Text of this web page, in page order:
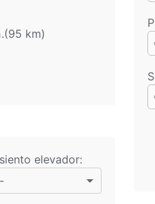
(95 km)
elevador:
-